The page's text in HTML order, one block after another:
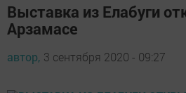
Выставка из Елабуги
Арзамасе
автор, 3 сентября 2020 - 09:27